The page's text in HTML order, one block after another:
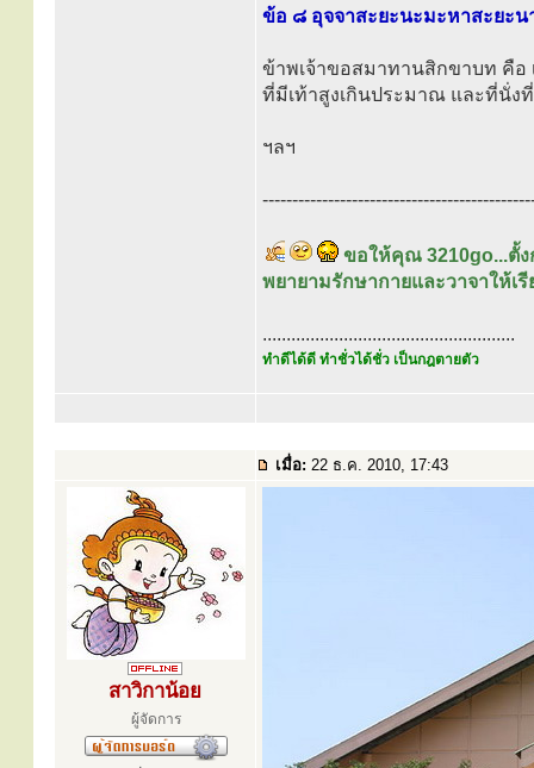
ข้อ ๘ อุจจาสะยะนะมะหาสะยะ
ข้าพเจ้าขอสมาทานสิกขาบท คือ
ที่มีเท้าสูงเกินประมาณ และที่นั่
ฯลฯ
ขอให้คุณ 3210go...ตั้
พยายามรักษากายและวาจาให้เ
.....................................................
ทำดีได้ดี ทำชั่วได้ชั่ว เป็นกฎตายตัว
เมื่อ: 22 ธ.ค. 2010, 17:43
สาวิกาน้อย
ผู้จัดการ